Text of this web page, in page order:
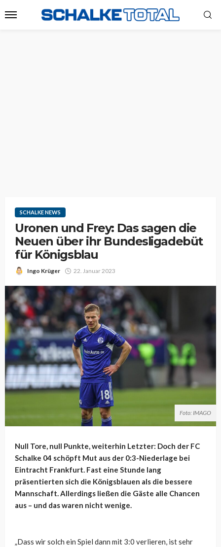
SCHALKE NEWS
Uronen und Frey: Das sagen die
Neuen über ihr Bundesligadebüt
für Königsblau
Ingo Krüger 22. Januar 2023
Foto: IMAGO
Null Tore, null Punkte, weiterhin Letzter: Doch der FC
Schalke 04 schöpft Mut aus der 0:3-Niederlage bei
Eintracht Frankfurt. Fast eine Stunde lang
präsentierten sich die Königsblauen als die bessere
Mannschaft. Allerdings ließen die Gäste alle Chancen
aus – und das waren nicht wenige.
„Dass wir solch ein Spiel dann mit 3:0 verlieren, ist sehr